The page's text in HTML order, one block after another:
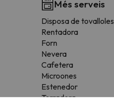
Més serveis
Disposa de tovalloles
Rentadora
Forn
Nevera
Cafetera
Microones
Estenedor
Torradora